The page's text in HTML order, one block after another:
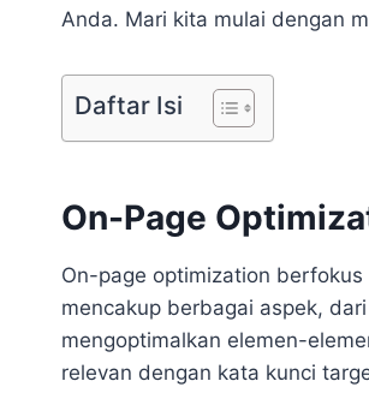
Anda. Mari kita mulai dengan
Daftar Isi
On-Page
On-page optimization
mencakup berbagai aspek,
mengoptimalkan elemen-
relevan dengan kata kunci